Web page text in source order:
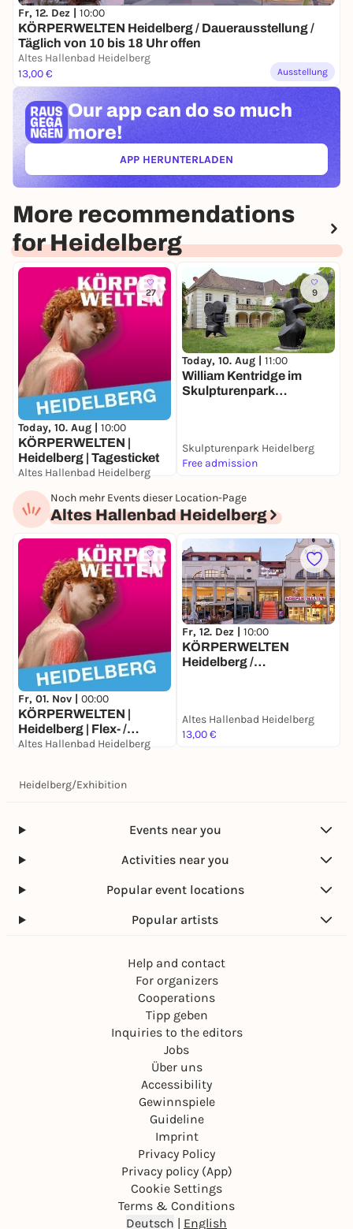
Fr, 12. Dez | 10:00
KÖRPERWELTEN Heidelberg / Dauerausstellung /
Täglich von 10 bis 18 Uhr offen
Altes Hallenbad Heidelberg
13,00 €
Ausstellung
Our app can do so much
more!
APP HERUNTERLADEN(ÖFFNET IN NEUEM TAB)
More recommendations
for Heidelberg
27
Today, 10. Aug | 10:00
KÖRPERWELTEN |
Heidelberg | Tagesticket
Altes Hallenbad Heidelberg
21,00 to 23,00 €
9
Today, 10. Aug | 11:00
William Kentridge im
Skulpturenpark
Skulpturenpark Heidelberg
Free admission
Noch mehr Events dieser Location-Page
Altes Hallenbad Heidelberg
1
Fr, 01. Nov | 00:00
KÖRPERWELTEN |
Heidelberg | Flex- /
Geschenkticket
Altes Hallenbad Heidelberg
Fr, 12. Dez | 10:00
KÖRPERWELTEN
Heidelberg /
Altes Hallenbad Heidelberg
13,00 €
Heidelberg/Exhibition
Events near you
Activities near you
Popular event locations
Popular artists
Help and contact
For organizers
Cooperations
Tipp geben
Inquiries to the editors
Jobs
Über uns
Accessibility
Gewinnspiele
Guideline
Imprint
Privacy Policy
Privacy policy (App)
Cookie Settings
Terms & Conditions
Deutsch | English